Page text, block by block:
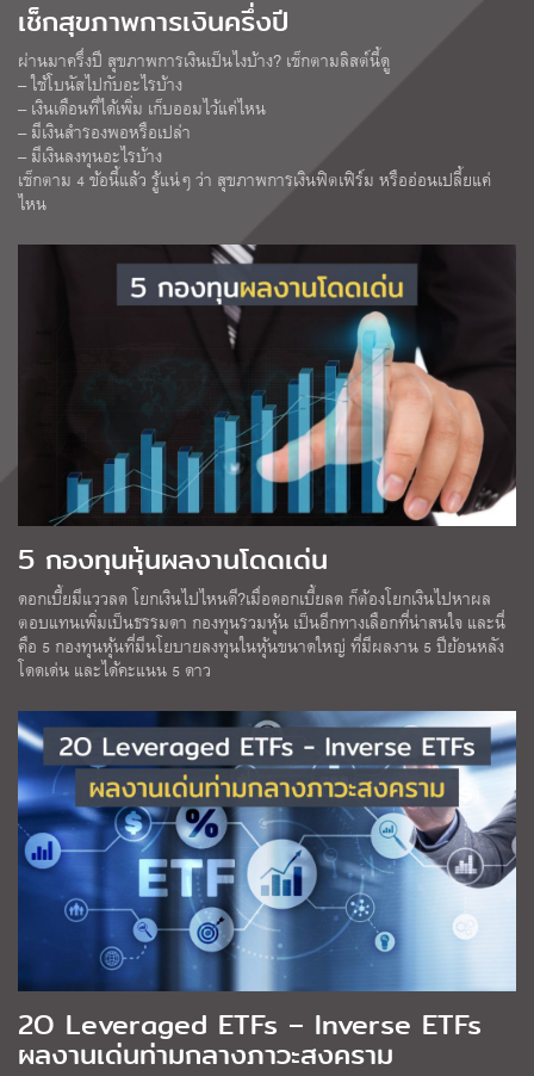
เช็กสุขภาพการเงินครึ่งปี
ผ่านมาครึ่งปี สุขภาพการเงินเป็นไงบ้าง? เช็กตามลิสต์นี้ดู
– ใช้โบนัสไปกับอะไรบ้าง
– เงินเดือนที่ได้เพิ่ม เก็บออมไว้แค่ไหน
– มีเงินสำรองพอหรือเปล่า
– มีเงินลงทุนอะไรบ้าง
เช็กตาม 4 ข้อนี้แล้ว รู้แน่ๆ ว่า สุขภาพการเงินฟิตเฟิร์ม หรืออ่อนเปลี้ยแค่
ไหน
5 กองทุนหุ้นผลงานโดดเด่น
ดอกเบี้ยมีแววลด โยกเงินไปไหนดี?เมื่อดอกเบี้ยลด ก็ต้องโยกเงินไปหาผล
ตอบแทนเพิ่มเป็นธรรมดา กองทุนรวมหุ้น เป็นอีกทางเลือกที่น่าสนใจ และนี่
คือ 5 กองทุนหุ้นที่มีนโยบายลงทุนในหุ้นขนาดใหญ่ ที่มีผลงาน 5 ปีย้อนหลัง
โดดเด่น และได้คะแนน 5 ดาว
2O Leveraged ETFs – Inverse ETFs
ผลงานเด่นท่ามกลางภาวะสงคราม